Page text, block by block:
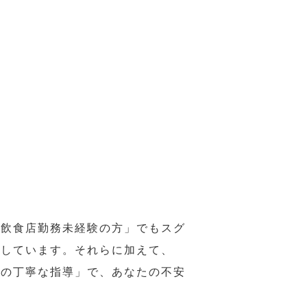
食店勤務未経験の方」でもスグ
ています。それらに加えて、
丁寧な指導」で、あなたの不安